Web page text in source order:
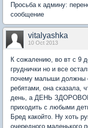
Просьба к админу:
сообщение
vitalyashka
10 Oct 2013
К сожалению, во вт с 9
груднички но и все
почему малыши должны
ребятами, она сказала,
день, а ДЕНЬ
приходить с любыми
Бред какойто. Ну хоть
очередного маленького